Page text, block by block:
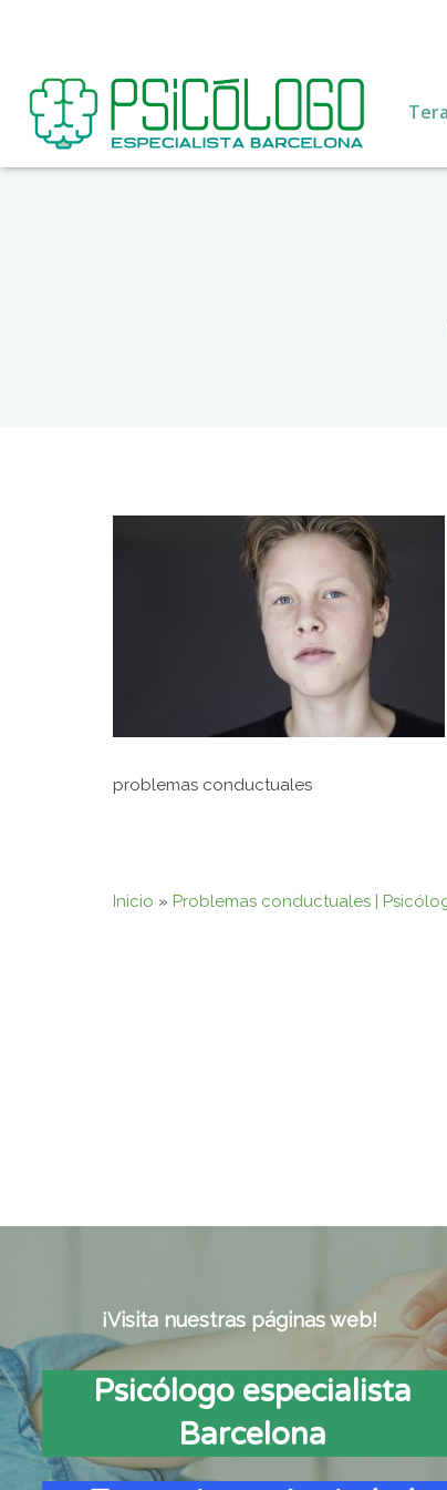
problemas conductuales
Inicio » Problemas conductuales |
¡Visita nuestras páginas web!
Psicólogo especialista
Barcelona